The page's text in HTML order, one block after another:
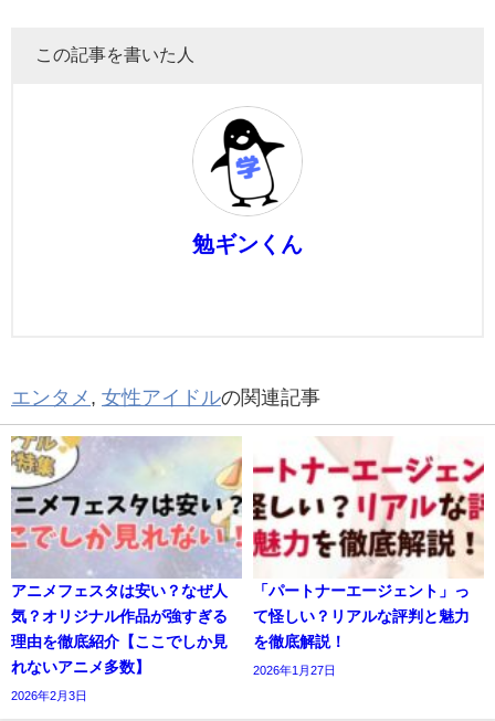
この記事を書いた人
勉ギンくん
エンタメ , 女性アイドルの関連記事
アニメフェスタは安い？なぜ人
気？オリジナル作品が強すぎる
理由を徹底紹介【ここでしか見
れないアニメ多数】
2026年2月3日
「パートナーエージェント」っ
て怪しい？リアルな評判と魅力
を徹底解説！
2026年1月27日